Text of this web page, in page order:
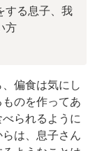
する息子、我
方
偏食は気にし
のを作ってあ
られるように
は、息子さん